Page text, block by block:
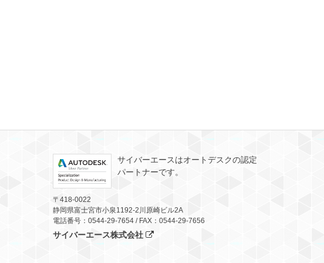
サイバーエースはオートデスクの認定
パートナーです。
〒418-0022
静岡県富士宮市小泉1192-2川原崎ビル2A
電話番号：0544-29-7654 / FAX：0544-29-7656
サイバーエース株式会社